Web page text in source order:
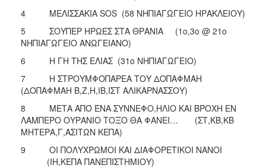
4 ΜΕΛΙΣΣΑΚΙΑ SOS (58 ΝΗΠΙΑΓΩΓΕΙΟ ΗΡΑΚΛΕΙΟΥ)
5 ΣΟΥΠΕΡ ΗΡΩΕΣ ΣΤΑ ΘΡΑΝΙΑ (1ο,3ο @ 21ο
ΝΗΠΙΑΓΩΓΕΙΟ ΑΝΩΓΕΙΑΝΟ)
6 Η ΓΗ ΤΗΣ ΕΛΙΑΣ (31ο ΝΗΠΙΑΓΩΓΕΙΟ)
7 Η ΣΤΡΟΥΜΦΟΠΑΡΕΑ ΤΟΥ ΔΟΠΑΦΜΑΗ
(ΔΟΠΑΦΜΑΗ Β,Ζ,Η,ΙΒ,ΙΣΤ ΑΛΙΚΑΡΝΑΣΣΟΥ)
8 ΜΕΤΑ ΑΠΌ ΈΝΑ ΣΥΝΝΕΦΟ,ΗΛΙΟ ΚΑΙ ΒΡΟΧΗ ΕΝ
ΛΑΜΠΕΡΟ ΟΥΡΑΝΙΟ ΤΟΞΟ ΘΑ ΦΑΝΕΙ… (ΣΤ,ΚΒ,ΚΒ
ΜΗΤΕΡΑ,Γ,ΑΣΙΤΩΝ ΚΕΠΑ)
9 ΟΙ ΠΟΛΥΧΡΩΜΟΙ ΚΑΙ ΔΙΑΦΟΡΕΤΙΚΟΙ ΝΑΝΟΙ
(ΙΗ,ΚΕΠΑ ΠΑΝΕΠΙΣΤΗΜΙΟΥ)